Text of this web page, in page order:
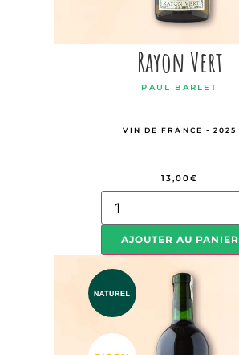
Rayon Vert
PAUL BARLET
VIN DE FRANCE - 2025
13,00€
AJOUTER AU PANIER